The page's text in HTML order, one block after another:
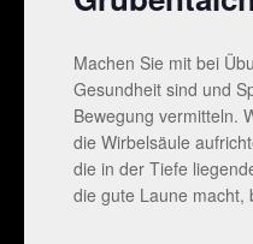
Machen Sie mit bei
Gesundheit sind und
Bewegung vermitteln.
die Wirbelsäule
die in der Tiefe
die gute Laune macht,